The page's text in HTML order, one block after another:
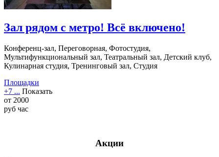
Зал рядом с метро! Всё включено!
Конференц-зал, Переговорная, Фотостудия,
Мультифункциональный зал, Театральный зал, Детский клуб,
Кулинарная студия, Тренинговый зал, Студия
Площадки
+7 ... Показать
от 2000
руб час
Акции